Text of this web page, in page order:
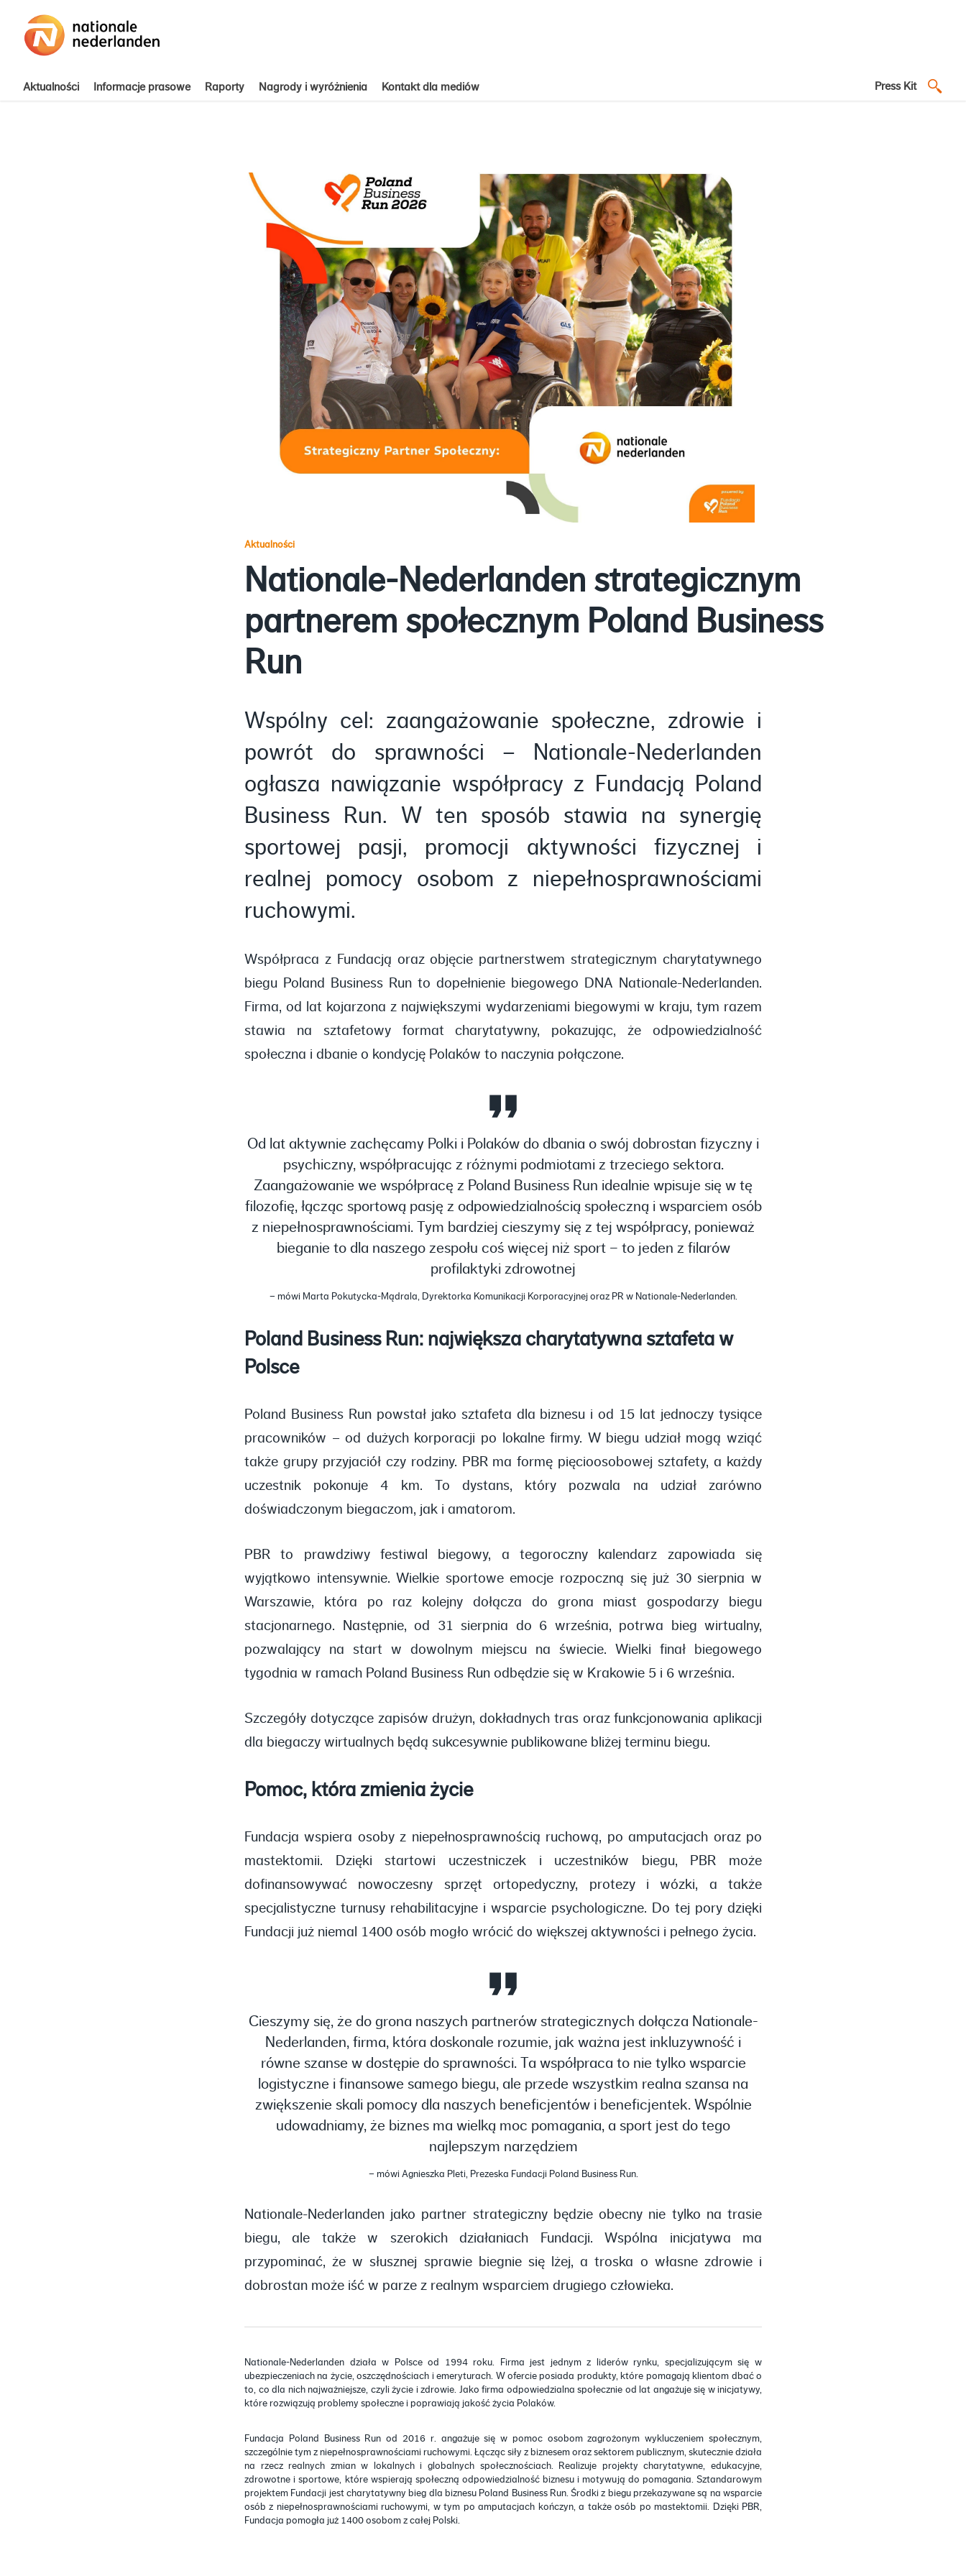
Aktualności Informacje prasowe Raporty Nagrody i wyróżnienia Kontakt dla mediów Press Kit
Aktualności
Nationale-Nederlanden strategicznym
partnerem społecznym Poland Business
Run
Wspólny cel: zaangażowanie społeczne, zdrowie i
powrót do sprawności – Nationale-Nederlanden
ogłasza nawiązanie współpracy z Fundacją Poland
Business Run. W ten sposób stawia na synergię
sportowej pasji, promocji aktywności fizycznej i
realnej pomocy osobom z niepełnosprawnościami
ruchowymi.
Współpraca z Fundacją oraz objęcie partnerstwem strategicznym charytatywnego
biegu Poland Business Run to dopełnienie biegowego DNA Nationale-Nederlanden.
Firma, od lat kojarzona z największymi wydarzeniami biegowymi w kraju, tym razem
stawia na sztafetowy format charytatywny, pokazując, że odpowiedzialność
społeczna i dbanie o kondycję Polaków to naczynia połączone.
Od lat aktywnie zachęcamy Polki i Polaków do dbania o swój dobrostan fizyczny i
psychiczny, współpracując z różnymi podmiotami z trzeciego sektora.
Zaangażowanie we współpracę z Poland Business Run idealnie wpisuje się w tę
filozofię, łącząc sportową pasję z odpowiedzialnością społeczną i wsparciem osób
z niepełnosprawnościami. Tym bardziej cieszymy się z tej współpracy, ponieważ
bieganie to dla naszego zespołu coś więcej niż sport – to jeden z filarów
profilaktyki zdrowotnej
– mówi Marta Pokutycka-Mądrala, Dyrektorka Komunikacji Korporacyjnej oraz PR w Nationale-Nederlanden.
Poland Business Run: największa charytatywna sztafeta w
Polsce
Poland Business Run powstał jako sztafeta dla biznesu i od 15 lat jednoczy tysiące
pracowników – od dużych korporacji po lokalne firmy. W biegu udział mogą wziąć
także grupy przyjaciół czy rodziny. PBR ma formę pięcioosobowej sztafety, a każdy
uczestnik pokonuje 4 km. To dystans, który pozwala na udział zarówno
doświadczonym biegaczom, jak i amatorom.
PBR to prawdziwy festiwal biegowy, a tegoroczny kalendarz zapowiada się
wyjątkowo intensywnie. Wielkie sportowe emocje rozpoczną się już 30 sierpnia w
Warszawie, która po raz kolejny dołącza do grona miast gospodarzy biegu
stacjonarnego. Następnie, od 31 sierpnia do 6 września, potrwa bieg wirtualny,
pozwalający na start w dowolnym miejscu na świecie. Wielki finał biegowego
tygodnia w ramach Poland Business Run odbędzie się w Krakowie 5 i 6 września.
Szczegóły dotyczące zapisów drużyn, dokładnych tras oraz funkcjonowania aplikacji
dla biegaczy wirtualnych będą sukcesywnie publikowane bliżej terminu biegu.
Pomoc, która zmienia życie
Fundacja wspiera osoby z niepełnosprawnością ruchową, po amputacjach oraz po
mastektomii. Dzięki startowi uczestniczek i uczestników biegu, PBR może
dofinansowywać nowoczesny sprzęt ortopedyczny, protezy i wózki, a także
specjalistyczne turnusy rehabilitacyjne i wsparcie psychologiczne. Do tej pory dzięki
Fundacji już niemal 1400 osób mogło wrócić do większej aktywności i pełnego życia.
Cieszymy się, że do grona naszych partnerów strategicznych dołącza Nationale-
Nederlanden, firma, która doskonale rozumie, jak ważna jest inkluzywność i
równe szanse w dostępie do sprawności. Ta współpraca to nie tylko wsparcie
logistyczne i finansowe samego biegu, ale przede wszystkim realna szansa na
zwiększenie skali pomocy dla naszych beneficjentów i beneficjentek. Wspólnie
udowadniamy, że biznes ma wielką moc pomagania, a sport jest do tego
najlepszym narzędziem
– mówi Agnieszka Pleti, Prezeska Fundacji Poland Business Run.
Nationale-Nederlanden jako partner strategiczny będzie obecny nie tylko na trasie
biegu, ale także w szerokich działaniach Fundacji. Wspólna inicjatywa ma
przypominać, że w słusznej sprawie biegnie się lżej, a troska o własne zdrowie i
dobrostan może iść w parze z realnym wsparciem drugiego człowieka.
Nationale-Nederlanden działa w Polsce od 1994 roku. Firma jest jednym z liderów rynku, specjalizującym się w
ubezpieczeniach na życie, oszczędnościach i emeryturach. W ofercie posiada produkty, które pomagają klientom dbać o
to, co dla nich najważniejsze, czyli życie i zdrowie. Jako firma odpowiedzialna społecznie od lat angażuje się w inicjatywy,
które rozwiązują problemy społeczne i poprawiają jakość życia Polaków.
Fundacja Poland Business Run od 2016 r. angażuje się w pomoc osobom zagrożonym wykluczeniem społecznym,
szczególnie tym z niepełnosprawnościami ruchowymi. Łącząc siły z biznesem oraz sektorem publicznym, skutecznie działa
na rzecz realnych zmian w lokalnych i globalnych społecznościach. Realizuje projekty charytatywne, edukacyjne,
zdrowotne i sportowe, które wspierają społeczną odpowiedzialność biznesu i motywują do pomagania. Sztandarowym
projektem Fundacji jest charytatywny bieg dla biznesu Poland Business Run. Środki z biegu przekazywane są na wsparcie
osób z niepełnosprawnościami ruchowymi, w tym po amputacjach kończyn, a także osób po mastektomii. Dzięki PBR,
Fundacja pomogła już 1400 osobom z całej Polski.